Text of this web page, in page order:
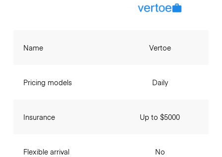
Name
Pricing models
Insurance
Flexible arrival
Vertoe
Daily
Up to $5000
No